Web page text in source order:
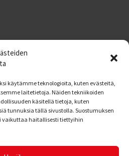
käytämme teknologioita, kuten evästeitä,
laitetietoja. Näiden tekniikoiden
käsitellä tietoja, kuten
tunnuksia tällä sivustolla. Suostumuksen
haitallisesti tiettyihin